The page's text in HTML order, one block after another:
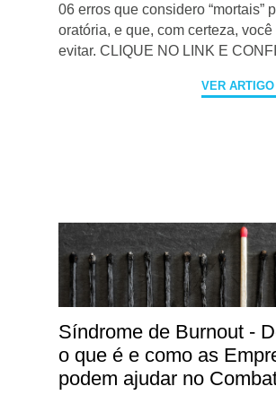
06 erros que considero “mortais”
oratória, e que, com certeza, você
evitar. CLIQUE NO LINK E
VER
Síndrome de Burnout -
o que é e como as
podem ajudar no